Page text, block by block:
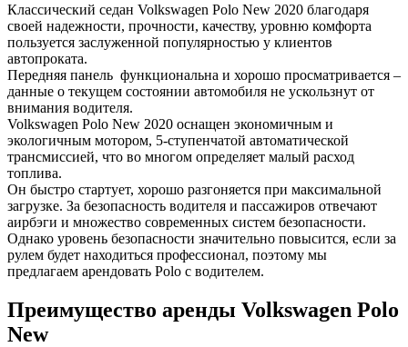
Классический седан Volkswagen Polo New 2020 благодаря
своей надежности, прочности, качеству, уровню комфорта
пользуется заслуженной популярностью у клиентов
автопроката.
Передняя панель функциональна и хорошо просматривается –
данные о текущем состоянии автомобиля не ускользнут от
внимания водителя.
Volkswagen Polo New 2020 оснащен экономичным и
экологичным мотором, 5-ступенчатой автоматической
трансмиссией, что во многом определяет малый расход
топлива.
Он быстро стартует, хорошо разгоняется при максимальной
загрузке. За безопасность водителя и пассажиров отвечают
аирбэги и множество современных систем безопасности.
Однако уровень безопасности значительно повысится, если за
рулем будет находиться профессионал, поэтому мы
предлагаем арендовать Polo с водителем.
Преимущество аренды Volkswagen Polo
New